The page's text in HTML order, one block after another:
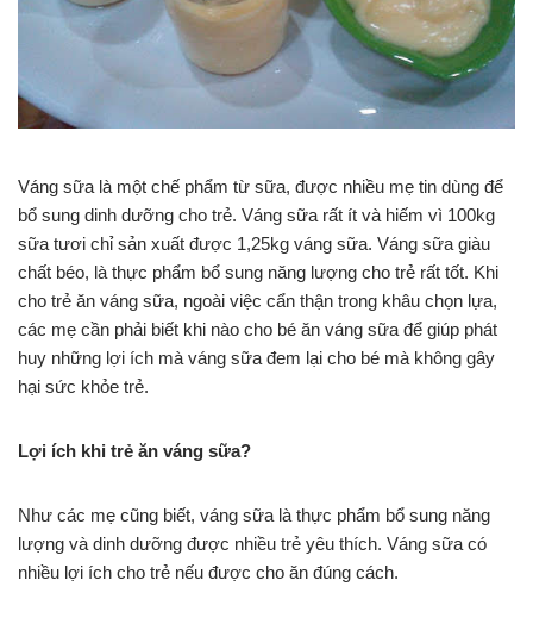
Váng sữa là một chế phẩm từ sữa, được nhiều mẹ tin dùng để
bổ sung dinh dưỡng cho trẻ. Váng sữa rất ít và hiếm vì 100kg
sữa tươi chỉ sản xuất được 1,25kg váng sữa. Váng sữa giàu
chất béo, là thực phẩm bổ sung năng lượng cho trẻ rất tốt. Khi
cho trẻ ăn váng sữa, ngoài việc cẩn thận trong khâu chọn lựa,
các mẹ cần phải biết khi nào cho bé ăn váng sữa để giúp phát
huy những lợi ích mà váng sữa đem lại cho bé mà không gây
hại sức khỏe trẻ.
Lợi ích khi trẻ ăn váng sữa?
Như các mẹ cũng biết, váng sữa là thực phẩm bổ sung năng
lượng và dinh dưỡng được nhiều trẻ yêu thích. Váng sữa có
nhiều lợi ích cho trẻ nếu được cho ăn đúng cách.